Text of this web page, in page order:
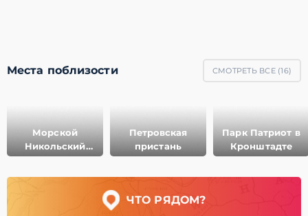
Места поблизости СМОТРЕТЬ ВСЕ (16)
Морской
Никольский
собор
Петровская
пристань
Парк Патриот в
Кронштадте
ЧТО РЯДОМ?